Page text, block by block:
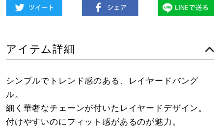
アイテム詳細
シンプルでトレンド感のある、レイヤードバング
ル。
細く華奢なチェーンが付いたレイヤードデザイン。
付けやすいのにフィット感があるのが魅力。